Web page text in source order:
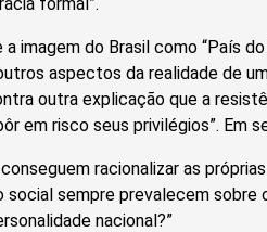
imagem do Brasil como “País
aspectos da realidade de
outra explicação que a
em risco seus privilégios”. Em
racionalizar as
sempre prevalecem sobre
nacional?”